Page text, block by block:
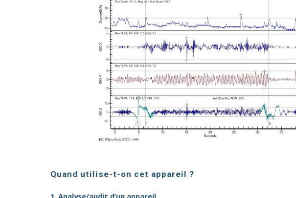
Quand utilise-t-on cet appareil ?
1. Analyse/audit d’un appareil